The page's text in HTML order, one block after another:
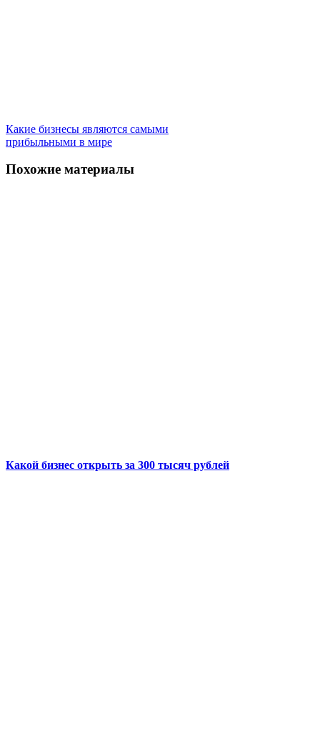
Какие бизнесы являются самыми
прибыльными в мире
Похожие материалы
Какой бизнес открыть за 300 тысяч рублей